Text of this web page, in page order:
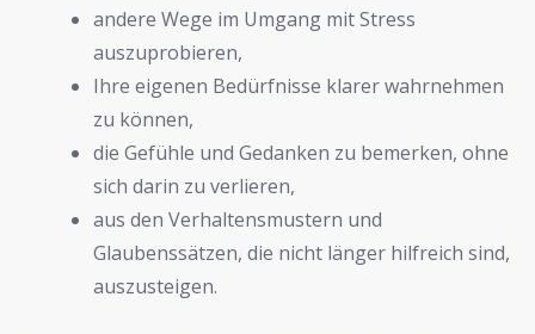
andere Wege im Umgang mit Stress
auszuprobieren,
Ihre eigenen Bedürfnisse klarer wahrnehmen
zu können,
die Gefühle und Gedanken zu bemerken, ohne
sich darin zu verlieren,
aus den Verhaltensmustern und
Glaubenssätzen, die nicht länger hilfreich sind,
auszusteigen.